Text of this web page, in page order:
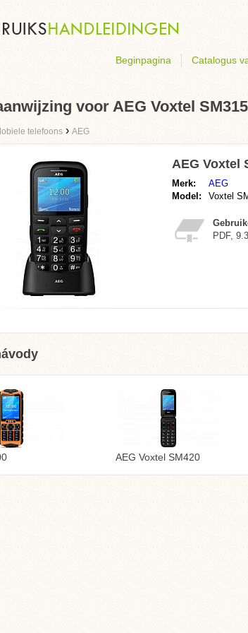
Beginpagina Catalogus
voor AEG Voxtel SM315
telefoons › AEG
AEG Voxtel
Merk:
AEG
Model:
Voxtel
PDF,
AEG Voxtel SM420